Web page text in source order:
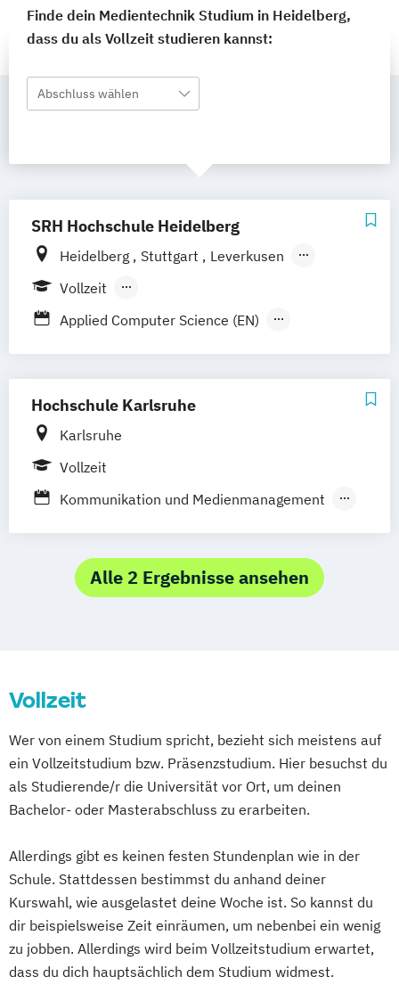
Finde dein Medientechnik Studium in Heidelberg,
dass du als Vollzeit studieren kannst:
Abschluss wählen
SRH Hochschule Heidelberg
Heidelberg Stuttgart
Leverkusen
Hamburg
Vollzeit
Berufsbegleitendes Präsenzstudium
Applied Computer Science (EN)
Strategic Communication & Leadership
Wirtschaftsrecht – Data Security
Social Media und IP-Law
Hochschule Karlsruhe
Karlsruhe
Vollzeit
Kommunikation und Medienmanagement
Alle 2 Ergebnisse ansehen
Vollzeit
Wer von einem Studium spricht, bezieht sich meistens auf
ein Vollzeitstudium bzw. Präsenzstudium. Hier besuchst du
als Studierende/r die Universität vor Ort, um deinen
Bachelor- oder Masterabschluss zu erarbeiten.
Allerdings gibt es keinen festen Stundenplan wie in der
Schule. Stattdessen bestimmst du anhand deiner
Kurswahl, wie ausgelastet deine Woche ist. So kannst du
dir beispielsweise Zeit einräumen, um nebenbei ein wenig
zu jobben. Allerdings wird beim Vollzeitstudium erwartet,
dass du dich hauptsächlich dem Studium widmest.